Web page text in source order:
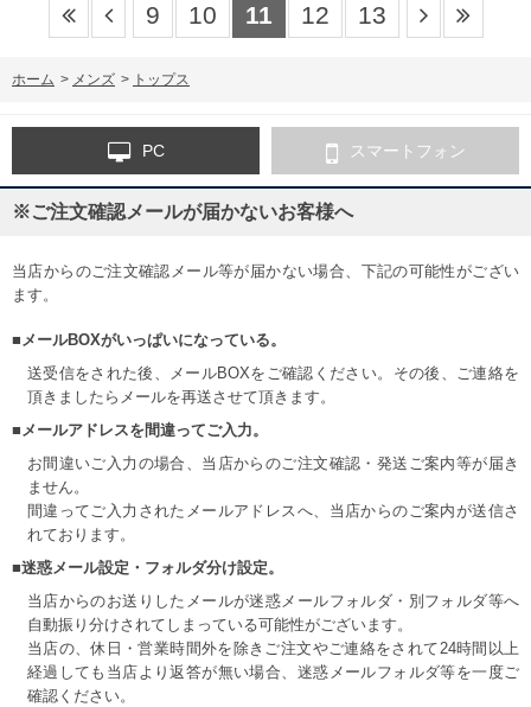
9 10 11 12 13
ホーム > メンズ > トップス
PC スマートフォン
※ご注文確認メールが届かないお客様へ
当店からのご注文確認メール等が届かない場合、下記の可能性がござい
ます。
■メールBOXがいっぱいになっている。
送受信をされた後、メールBOXをご確認ください。その後、ご連絡を
頂きましたらメールを再送させて頂きます。
■メールアドレスを間違ってご入力。
お間違いご入力の場合、当店からのご注文確認・発送ご案内等が届き
ません。
間違ってご入力されたメールアドレスへ、当店からのご案内が送信さ
れております。
■迷惑メール設定・フォルダ分け設定。
当店からのお送りしたメールが迷惑メールフォルダ・別フォルダ等へ
自動振り分けされてしまっている可能性がございます。
当店の、休日・営業時間外を除きご注文やご連絡をされて24時間以上
経過しても当店より返答が無い場合、迷惑メールフォルダ等を一度ご
確認ください。